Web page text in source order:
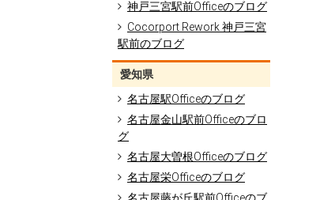
神戸三宮駅前Officeのブログ
Cocorport Rework 神戸三宮
駅前のブログ
愛知県
名古屋駅Officeのブログ
名古屋金山駅前Officeのブロ
グ
名古屋大曽根Officeのブログ
名古屋栄Officeのブログ